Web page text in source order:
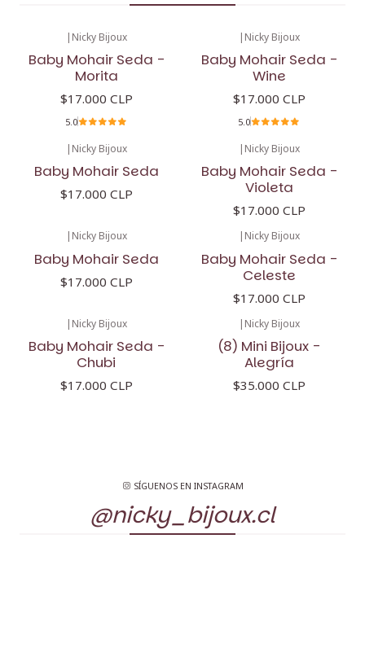
| Nicky Bijoux
Baby Mohair Seda -
Morita
$17.000 CLP
5.0
| Nicky Bijoux
Baby Mohair Seda -
Wine
$17.000 CLP
5.0
| Nicky Bijoux
Baby Mohair Seda
$17.000 CLP
| Nicky Bijoux
Baby Mohair Seda -
Violeta
$17.000 CLP
Nicky Bijoux
Baby Mohair Seda
$17.000 CLP
Nicky Bijoux
Baby Mohair Seda -
Celeste
$17.000 CLP
| Nicky Bijoux
Baby Mohair Seda -
Chubi
$17.000 CLP
| Nicky Bijoux
(8) Mini Bijoux -
Alegría
$35.000 CLP
SÍGUENOS EN INSTAGRAM
@nicky_bijoux.cl